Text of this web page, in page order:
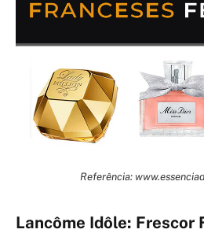
Referência:
Lancôme Idôle: Frescor